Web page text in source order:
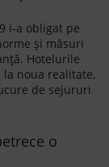
i-a obligat pe
și măsuri
Hotelurile
noua realitate,
de sejururi
o